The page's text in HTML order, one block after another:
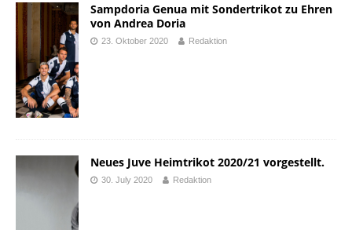
Sampdoria Genua mit Sondertrikot zu Ehren
von Andrea Doria
23. Oktober 2020 Redaktion
Neues Juve Heimtrikot 2020/21 vorgestellt.
30. July 2020 Redaktion